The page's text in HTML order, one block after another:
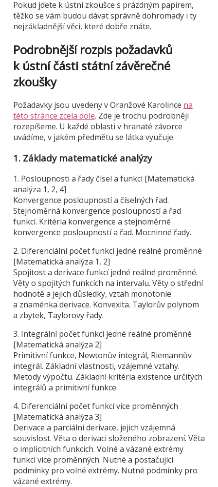
Pokud jdete k ústní zkoušce s prázdným papírem,
těžko se vám budou dávat správně dohromady i ty
nejzákladnější věci, které dobře znáte.
Podrobnější rozpis požadavků
k ústní části státní závěrečné
zkoušky
Požadavky jsou uvedeny v Oranžové Karolince na
této stránce zcela dole. Zde je trochu podrobněji
rozepíšeme. U každé oblasti v hranaté závorce
uvádíme, v jakém předmětu se látka vyučuje.
1. Základy matematické analýzy
1. Posloupnosti a řady čísel a funkcí [Matematická
analýza 1, 2, 4]
Konvergence posloupností a číselných řad.
Stejnoměrná konvergence posloupností a řad
funkcí. Kritéria konvergence a stejnoměrné
konvergence posloupností a řad. Mocninné řady.
2. Diferenciální počet funkcí jedné reálné proměnné
[Matematická analýza 1, 2]
Spojitost a derivace funkcí jedné reálné proměnné.
Věty o spojitých funkcích na intervalu. Věty o střední
hodnotě a jejich důsledky, vztah monotonie
a znaménka derivace. Konvexita. Taylorův polynom
a zbytek, Taylorovy řady.
3. Integrální počet funkcí jedné reálné proměnné
[Matematická analýza 2]
Primitivní funkce, Newtonův integrál, Riemannův
integrál. Základní vlastnosti, vzájemné vztahy.
Metody výpočtu. Základní kritéria existence určitých
integrálů a primitivní funkce.
4. Diferenciální počet funkcí více proměnných
[Matematická analýza 3]
Derivace a parciální derivace, jejich vzájemná
souvislost. Věta o derivaci složeného zobrazení. Věta
o implicitních funkcích. Volné a vázané extrémy
funkcí více proměnných. Nutné a postačující
podmínky pro volné extrémy. Nutné podmínky pro
vázané extrémy.